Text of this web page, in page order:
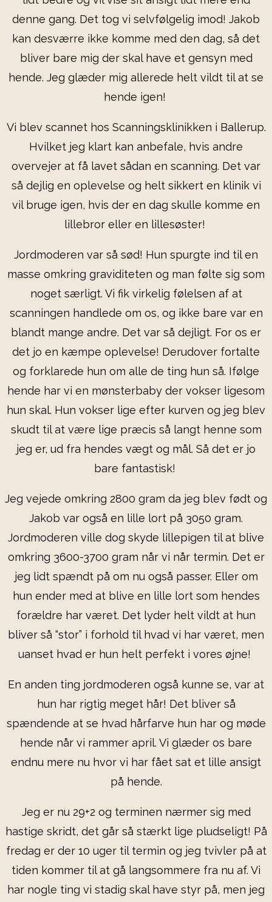
denne gang. Det tog vi selvfølgelig imod! Jakob
kan desværre ikke komme med den dag, så det
bliver bare mig der skal have et gensyn med
hende. Jeg glæder mig allerede helt vildt til at se
hende igen!
Vi blev scannet hos Scanningsklinikken i Ballerup.
Hvilket jeg klart kan anbefale, hvis andre
overvejer at få lavet sådan en scanning. Det var
så dejlig en oplevelse og helt sikkert en klinik vi
vil bruge igen, hvis der en dag skulle komme en
lillebror eller en lillesøster!
Jordmoderen var så sød! Hun spurgte ind til en
masse omkring graviditeten og man følte sig som
noget særligt. Vi fik virkelig følelsen af at
scanningen handlede om os, og ikke bare var en
blandt mange andre. Det var så dejligt. For os er
det jo en kæmpe oplevelse! Derudover fortalte
og forklarede hun om alle de ting hun så. Ifølge
hende har vi en mønsterbaby der vokser ligesom
hun skal. Hun vokser lige efter kurven og jeg blev
skudt til at være lige præcis så langt henne som
jeg er, ud fra hendes vægt og mål. Så det er jo
bare fantastisk!
Jeg vejede omkring 2800 gram da jeg blev født og
Jakob var også en lille lort på 3050 gram.
Jordmoderen ville dog skyde lillepigen til at blive
omkring 3600-3700 gram når vi når termin. Det er
jeg lidt spændt på om nu også passer. Eller om
hun ender med at blive en lille lort som hendes
forældre har været. Det lyder helt vildt at hun
bliver så “stor” i forhold til hvad vi har været, men
uanset hvad er hun helt perfekt i vores øjne!
En anden ting jordmoderen også kunne se, var at
hun har rigtig meget hår! Det bliver så
spændende at se hvad hårfarve hun har og møde
hende når vi rammer april. Vi glæder os bare
endnu mere nu hvor vi har fået sat et lille ansigt
på hende.
Jeg er nu 29+2 og terminen nærmer sig med
hastige skridt, det går så stærkt lige pludseligt! På
fredag er der 10 uger til termin og jeg tvivler på at
tiden kommer til at gå langsommere fra nu af. Vi
har nogle ting vi stadig skal have styr på, men jeg